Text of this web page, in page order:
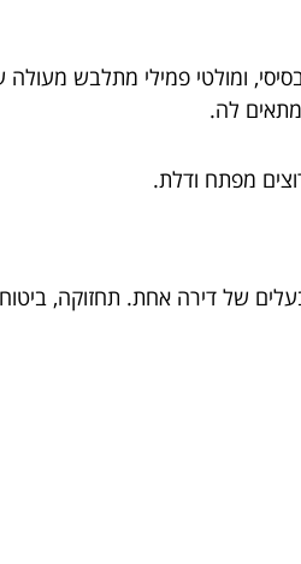
ומולטי פמילי מתלבש
מתאים לה.
מפתח ודלת.
מאשר בעלים של דירה אחת. תחזוקה,